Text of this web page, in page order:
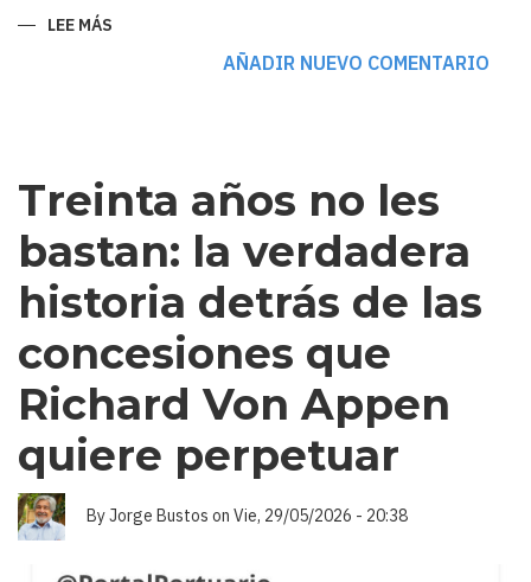
LEE MÁS
AÑADIR NUEVO COMENTARIO
Treinta años no les
bastan: la verdadera
historia detrás de las
concesiones que
Richard Von Appen
quiere perpetuar
ByJorge Bustos on Vie, 29/05/2026 - 20:38